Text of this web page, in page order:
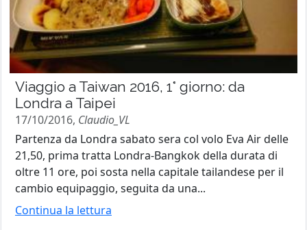
Viaggio a Taiwan 2016, 1° giorno: da
Londra a Taipei
17/10/2016, Claudio_VL
Partenza da Londra sabato sera col volo Eva Air delle
21,50, prima tratta Londra-Bangkok della durata di
oltre 11 ore, poi sosta nella capitale tailandese per il
cambio equipaggio, seguita da una...
Continua la lettura